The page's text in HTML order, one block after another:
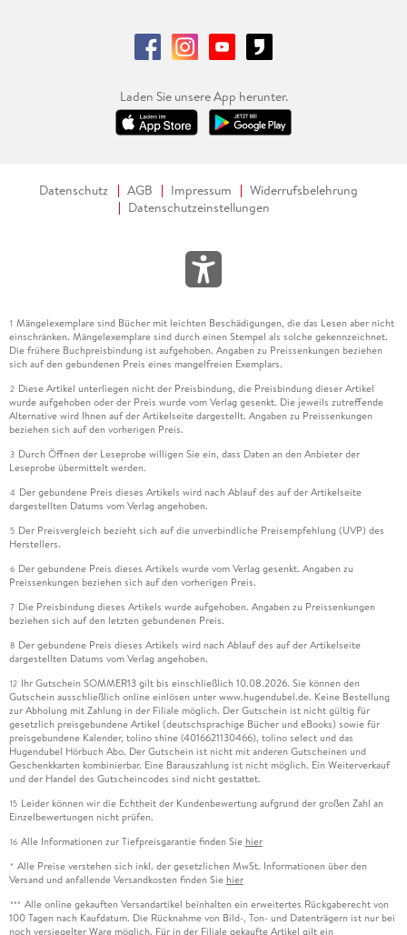
Laden Sie unsere App herunter.
Datenschutz AGB Impressum
Widerrufsbelehrung
Datenschutzeinstellungen
1 Mängelexemplare sind Bücher mit leichten Beschädigungen, die das Lesen aber nicht
einschränken. Mängelexemplare sind durch einen Stempel als solche gekennzeichnet.
Die frühere Buchpreisbindung ist aufgehoben. Angaben zu Preissenkungen beziehen
sich auf den gebundenen Preis eines mangelfreien Exemplars.
2 Diese Artikel unterliegen nicht der Preisbindung, die Preisbindung dieser Artikel
wurde aufgehoben oder der Preis wurde vom Verlag gesenkt. Die jeweils zutreffende
Alternative wird Ihnen auf der Artikelseite dargestellt. Angaben zu Preissenkungen
beziehen sich auf den vorherigen Preis.
3 Durch Öffnen der Leseprobe willigen Sie ein, dass Daten an den Anbieter der
Leseprobe übermittelt werden.
4 Der gebundene Preis dieses Artikels wird nach Ablauf des auf der Artikelseite
dargestellten Datums vom Verlag angehoben.
5 Der Preisvergleich bezieht sich auf die unverbindliche Preisempfehlung (UVP) des
Herstellers.
6 Der gebundene Preis dieses Artikels wurde vom Verlag gesenkt. Angaben zu
Preissenkungen beziehen sich auf den vorherigen Preis.
7 Die Preisbindung dieses Artikels wurde aufgehoben. Angaben zu Preissenkungen
beziehen sich auf den letzten gebundenen Preis.
8 Der gebundene Preis dieses Artikels wird nach Ablauf des auf der Artikelseite
dargestellten Datums vom Verlag angehoben.
12 Ihr Gutschein SOMMER13 gilt bis einschließlich 10.08.2026. Sie können den
Gutschein ausschließlich online einlösen unter www.hugendubel.de. Keine Bestellung
zur Abholung mit Zahlung in der Filiale möglich. Der Gutschein ist nicht gültig für
gesetzlich preisgebundene Artikel (deutschsprachige Bücher und eBooks) sowie für
preisgebundene Kalender, tolino shine (4016621130466), tolino select und das
Hugendubel Hörbuch Abo. Der Gutschein ist nicht mit anderen Gutscheinen und
Geschenkkarten kombinierbar. Eine Barauszahlung ist nicht möglich. Ein Weiterverkauf
und der Handel des Gutscheincodes sind nicht gestattet.
15 Leider können wir die Echtheit der Kundenbewertung aufgrund der großen Zahl an
Einzelbewertungen nicht prüfen.
16 Alle Informationen zur Tiefpreisgarantie finden Sie hier
* Alle Preise verstehen sich inkl. der gesetzlichen MwSt. Informationen über den
Versand und anfallende Versandkosten finden Sie hier
*** Alle online gekauften Versandartikel beinhalten ein erweitertes Rückgaberecht von
100 Tagen nach Kaufdatum. Die Rücknahme von Bild-, Ton- und Datenträgern ist nur bei
noch versiegelter Ware möglich. Für in der Filiale gekaufte Artikel gilt ein